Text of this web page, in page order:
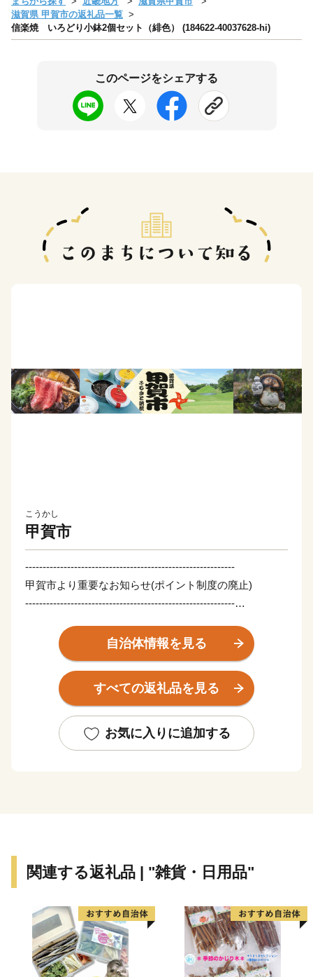
滋賀県 甲賀市の返礼品一覧
信楽焼 いろどり小鉢2個セット（緋色） (184622-40037628-hi)
このページをシェアする
こうかし
甲賀市
------------------------------------------------------------
甲賀市より重要なお知らせ(ポイント制度の廃止)
------------------------------------------------------------
（火）17:00をもって廃止することになりました。
現在保有されているポイントについては、ポイント交換
専用サイトにてご利用いただけます。
ポイント交換の対象者には、ポイント交換専用サイト
の一つに数えられる朝宮茶や県内最大の生産量を誇る土
んです。
甲賀市では、「子育て・教育」「地域経済」「福祉・
介護」を３本柱に、いつもの暮らしに「しあわせ」を感
じるまちづくりに取り組んでいます。
自治体情報を見る
すべての返礼品を見る
お気に入りに追加する
関連する返礼品 | "雑貨・日用品"